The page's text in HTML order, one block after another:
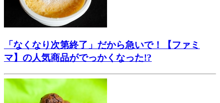
「なくなり次第終了」だから急いで！【ファミ
マ】の人気商品がでっかくなった!?